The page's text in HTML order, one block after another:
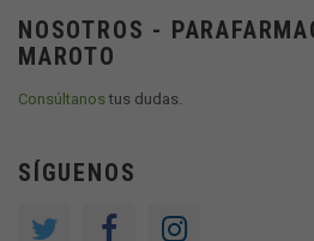
NOSOTROS -
MAROTO
Consúltanostus dudas.
SÍGUENOS